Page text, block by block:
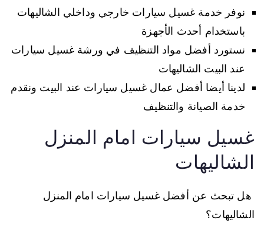
نوفر خدمة غسيل سيارات خارجي وداخلي الشاليهات
باستخدام أحدث الأجهزة
نستورد أفضل مواد التنظيف في ورشة غسيل سيارات
عند البيت الشاليهات
لدينا أيضا أفضل عمال غسيل سيارات عند البيت ونقدم
خدمة الصيانة والتنظيف
غسيل سيارات امام المنزل
الشاليهات
هل تبحث عن أفضل غسيل سيارات امام المنزل
الشاليهات؟